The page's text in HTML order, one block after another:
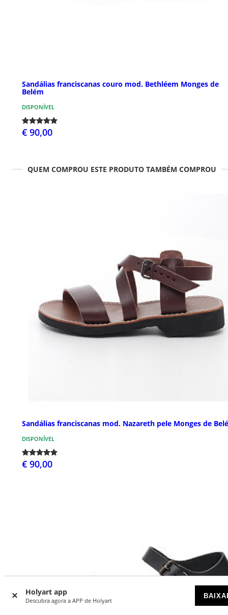
Holyart app
Descubra agora a APP de Holyart
Sandálias franciscanas couro mod. Bethléem Monges de
Belém
DISPONÍVEL
€ 90,00
QUEM COMPROU ESTE PRODUTO TAMBÉM COMPROU
Sandálias franciscanas mod. Nazareth pele Monges de
DISPONÍVEL
€ 90,00